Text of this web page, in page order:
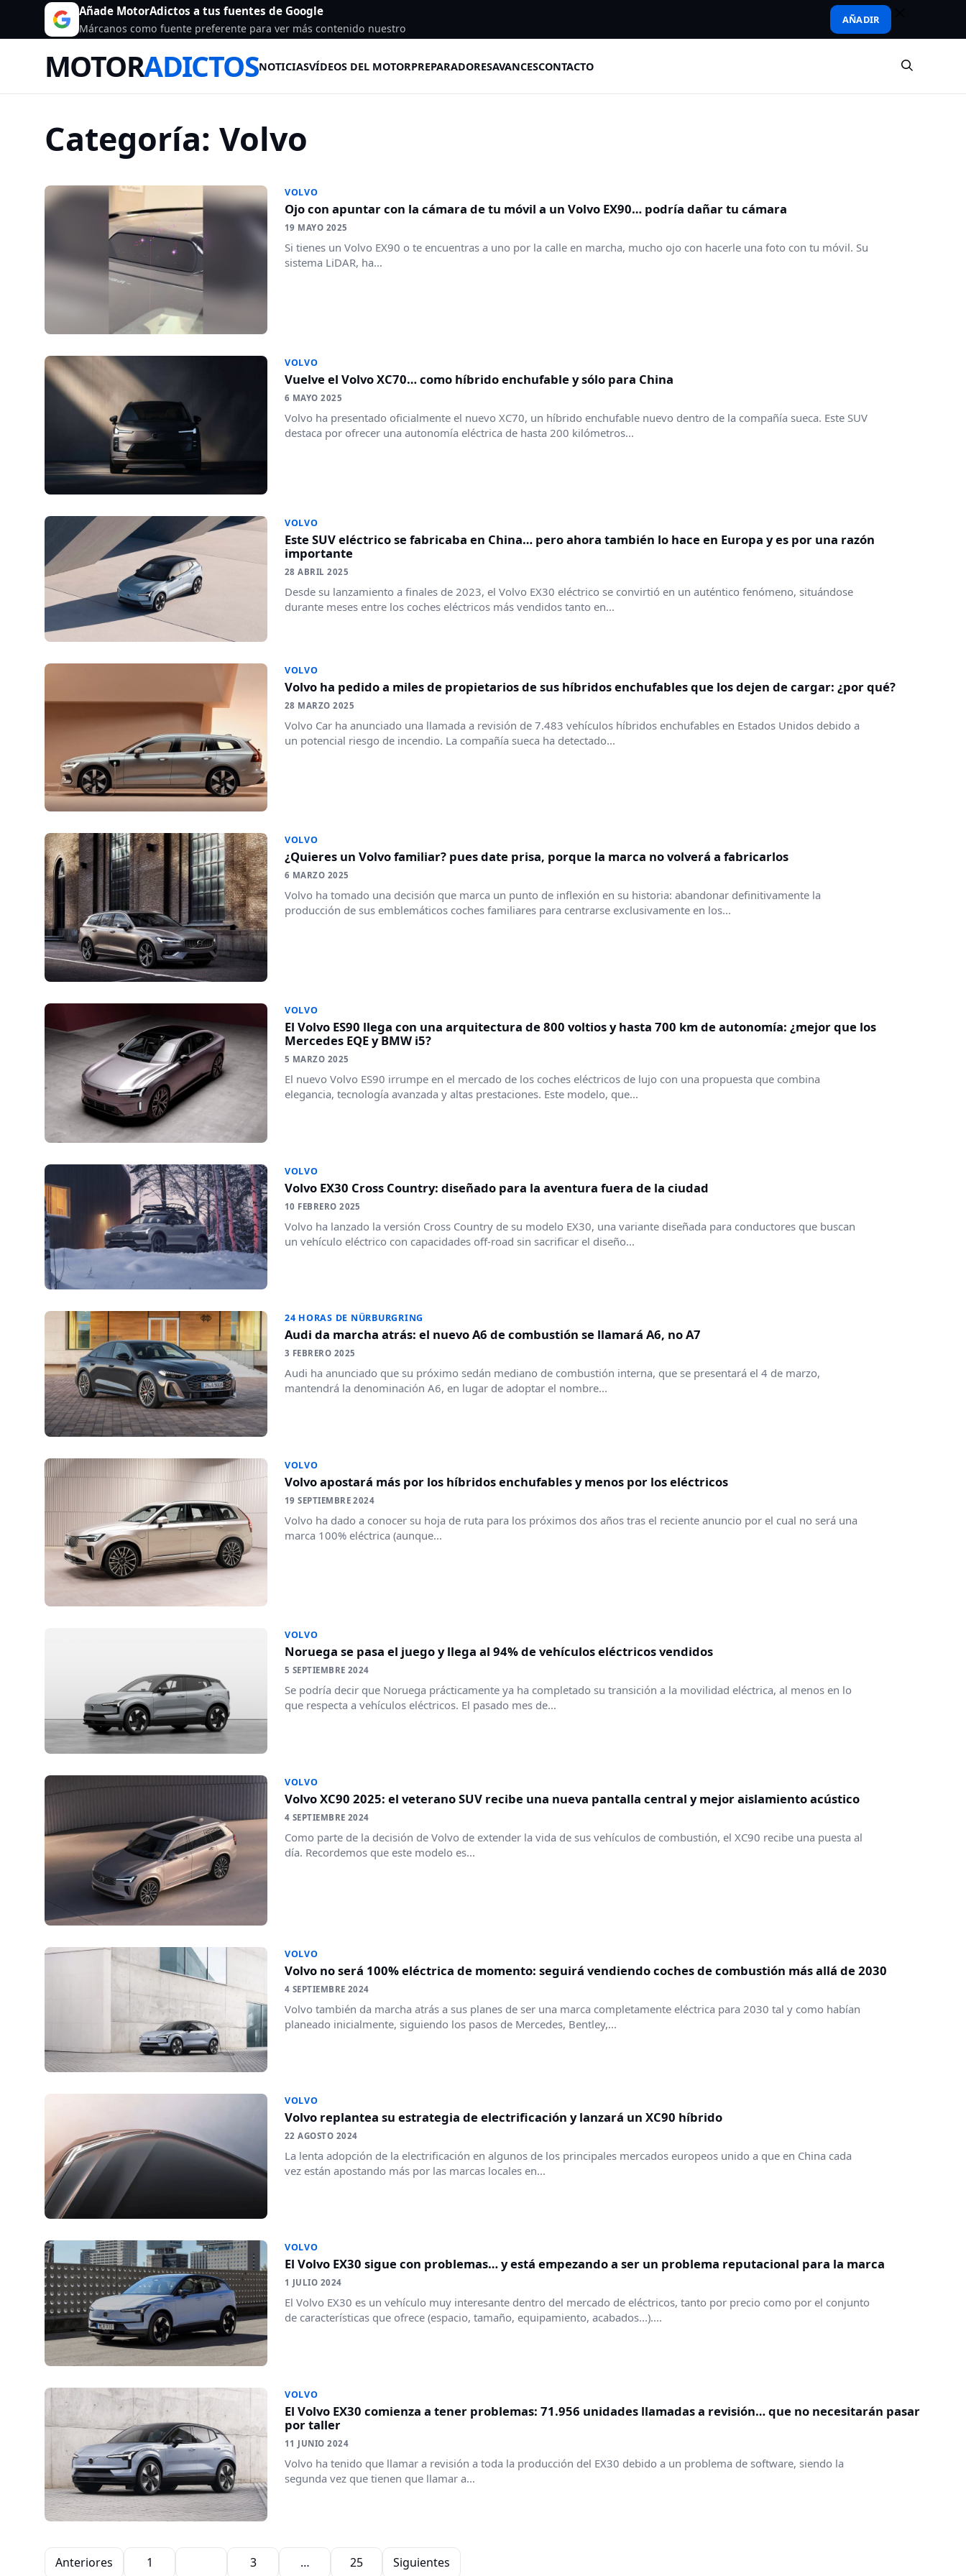
Añade MotorAdictos a tus fuentes de Google
Márcanos como fuente preferente para ver más contenido nuestro
AÑADIR
MOTORADICTOSNOTICIASVÍDEOS DEL MOTORPREPARADORESAVANCESCONTACTO
Categoría: Volvo
VOLVO
Ojo con apuntar con la cámara de tu móvil a un Volvo EX90… podría dañar tu cámara
19 MAYO 2025
Si tienes un Volvo EX90 o te encuentras a uno por la calle en marcha, mucho ojo con hacerle una foto con tu móvil. Su
sistema LiDAR, ha...
VOLVO
Vuelve el Volvo XC70… como híbrido enchufable y sólo para China
6 MAYO 2025
Volvo ha presentado oficialmente el nuevo XC70, un híbrido enchufable nuevo dentro de la compañía sueca. Este SUV
destaca por ofrecer una autonomía eléctrica de hasta 200 kilómetros...
VOLVO
Este SUV eléctrico se fabricaba en China… pero ahora también lo hace en Europa y es por una razón
importante
28 ABRIL 2025
Desde su lanzamiento a finales de 2023, el Volvo EX30 eléctrico se convirtió en un auténtico fenómeno, situándose
durante meses entre los coches eléctricos más vendidos tanto en...
VOLVO
Volvo ha pedido a miles de propietarios de sus híbridos enchufables que los dejen de cargar: ¿por qué?
28 MARZO 2025
Volvo Car ha anunciado una llamada a revisión de 7.483 vehículos híbridos enchufables en Estados Unidos debido a
un potencial riesgo de incendio. La compañía sueca ha detectado...
VOLVO
¿Quieres un Volvo familiar? pues date prisa, porque la marca no volverá a fabricarlos
6 MARZO 2025
Volvo ha tomado una decisión que marca un punto de inflexión en su historia: abandonar definitivamente la
producción de sus emblemáticos coches familiares para centrarse exclusivamente en los...
VOLVO
El Volvo ES90 llega con una arquitectura de 800 voltios y hasta 700 km de autonomía: ¿mejor que los
Mercedes EQE y BMW i5?
5 MARZO 2025
El nuevo Volvo ES90 irrumpe en el mercado de los coches eléctricos de lujo con una propuesta que combina
elegancia, tecnología avanzada y altas prestaciones. Este modelo, que...
VOLVO
Volvo EX30 Cross Country: diseñado para la aventura fuera de la ciudad
10 FEBRERO 2025
Volvo ha lanzado la versión Cross Country de su modelo EX30, una variante diseñada para conductores que buscan
un vehículo eléctrico con capacidades off-road sin sacrificar el diseño...
24 HORAS DE NÜRBURGRING
Audi da marcha atrás: el nuevo A6 de combustión se llamará A6, no A7
3 FEBRERO 2025
Audi ha anunciado que su próximo sedán mediano de combustión interna, que se presentará el 4 de marzo,
mantendrá la denominación A6, en lugar de adoptar el nombre...
VOLVO
Volvo apostará más por los híbridos enchufables y menos por los eléctricos
19 SEPTIEMBRE 2024
Volvo ha dado a conocer su hoja de ruta para los próximos dos años tras el reciente anuncio por el cual no será una
marca 100% eléctrica (aunque...
VOLVO
Noruega se pasa el juego y llega al 94% de vehículos eléctricos vendidos
5 SEPTIEMBRE 2024
Se podría decir que Noruega prácticamente ya ha completado su transición a la movilidad eléctrica, al menos en lo
que respecta a vehículos eléctricos. El pasado mes de...
VOLVO
Volvo XC90 2025: el veterano SUV recibe una nueva pantalla central y mejor aislamiento acústico
4 SEPTIEMBRE 2024
Como parte de la decisión de Volvo de extender la vida de sus vehículos de combustión, el XC90 recibe una puesta al
día. Recordemos que este modelo es...
VOLVO
Volvo no será 100% eléctrica de momento: seguirá vendiendo coches de combustión más allá de 2030
4 SEPTIEMBRE 2024
Volvo también da marcha atrás a sus planes de ser una marca completamente eléctrica para 2030 tal y como habían
planeado inicialmente, siguiendo los pasos de Mercedes, Bentley,...
VOLVO
Volvo replantea su estrategia de electrificación y lanzará un XC90 híbrido
22 AGOSTO 2024
La lenta adopción de la electrificación en algunos de los principales mercados europeos unido a que en China cada
vez están apostando más por las marcas locales en...
VOLVO
El Volvo EX30 sigue con problemas… y está empezando a ser un problema reputacional para la marca
1 JULIO 2024
El Volvo EX30 es un vehículo muy interesante dentro del mercado de eléctricos, tanto por precio como por el conjunto
de características que ofrece (espacio, tamaño, equipamiento, acabados...)....
VOLVO
El Volvo EX30 comienza a tener problemas: 71.956 unidades llamadas a revisión… que no necesitarán pasar
por taller
11 JUNIO 2024
Volvo ha tenido que llamar a revisión a toda la producción del EX30 debido a un problema de software, siendo la
segunda vez que tienen que llamar a...
Paginación de entradas
Anteriores 1 3 … 25 Siguientes